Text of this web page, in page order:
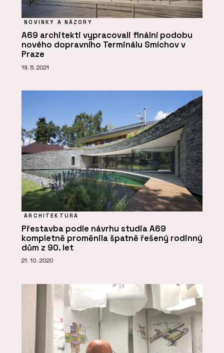
NOVINKY A NÁZORY
A69 architekti vypracovali finální podobu
nového dopravního Terminálu Smíchov v
Praze
19. 5. 2021
ARCHITEKTURA
Přestavba podle návrhu studia A69
kompletně proměnila špatně řešený rodinný
dům z 90. let
21. 10. 2020